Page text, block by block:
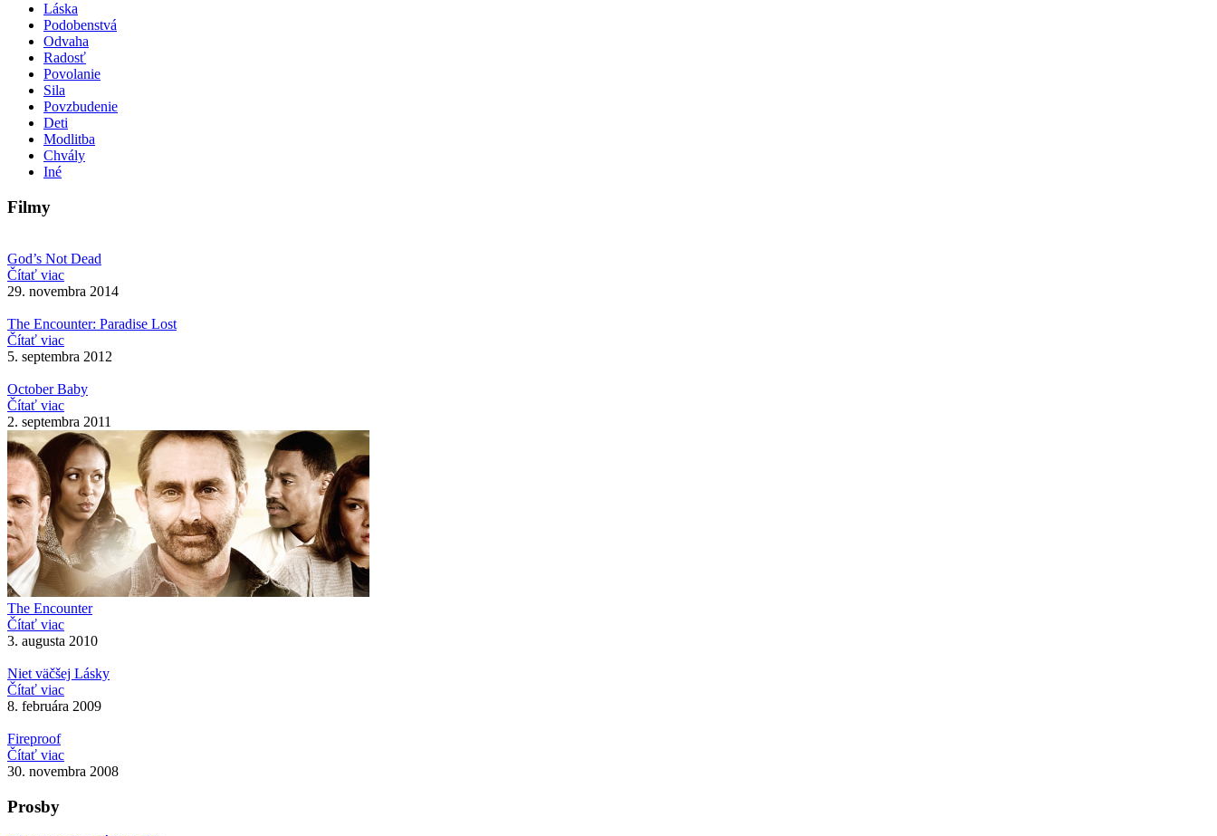
Láska
Podobenstvá
Odvaha
Radosť
Povolanie
Sila
Povzbudenie
Deti
Modlitba
Chvály
Iné
Filmy
God’s Not Dead
Čítať viac
29. novembra 2014
The Encounter: Paradise Lost
Čítať viac
5. septembra 2012
October Baby
Čítať viac
2. septembra 2011
The Encounter
Čítať viac
3. augusta 2010
Niet väčšej Lásky
Čítať viac
8. februára 2009
Fireproof
Čítať viac
30. novembra 2008
Prosby